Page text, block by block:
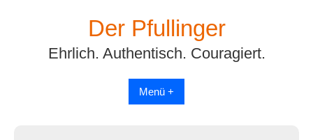
Der Pfullinger
Ehrlich. Authentisch. Couragiert.
Menü +